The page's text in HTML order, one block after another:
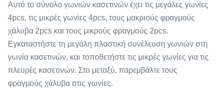
Αυτό το σύνολο γωνιών κασετινών έχει τις μεγάλες γωνίες
4pcs, τις μικρές γωνίες 4pcs, τους μακριούς φραγμούς
χάλυβα 2pcs και τους μικρούς φραγμούς 2pcs.
Εγκαταστήστε τη μεγάλη πλαστική συνέλευση γωνιών στη
γωνία κασετινών, και τοποθετήστε τις μικρές γωνίες για τις
πλευρές κασετινών. Στο μεταξύ, παρεμβάλτε τους
φραγμούς χάλυβα στις γωνίες.